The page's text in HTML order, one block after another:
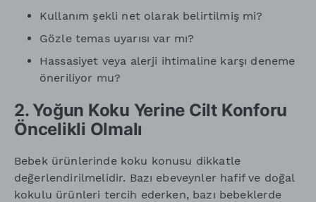
Kullanım şekli net olarak belirtilmiş mi?
Gözle temas uyarısı var mı?
Hassasiyet veya alerji ihtimaline karşı deneme
öneriliyor mu?
2. Yoğun Koku Yerine Cilt Konforu
Öncelikli Olmalı
Bebek ürünlerinde koku konusu dikkatle
değerlendirilmelidir. Bazı ebeveynler hafif ve doğal
kokulu ürünleri tercih ederken, bazı bebeklerde